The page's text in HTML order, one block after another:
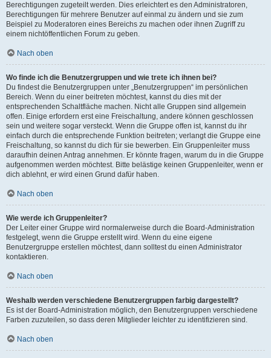
Berechtigungen zugeteilt werden. Dies erleichtert es den Administratoren,
Berechtigungen für mehrere Benutzer auf einmal zu ändern und sie zum
Beispiel zu Moderatoren eines Bereichs zu machen oder ihnen Zugriff zu
einem nichtöffentlichen Forum zu geben.
Nach oben
Wo finde ich die Benutzergruppen und wie trete ich ihnen bei?
Du findest die Benutzergruppen unter „Benutzergruppen“ im persönlichen
Bereich. Wenn du einer beitreten möchtest, kannst du dies mit der
entsprechenden Schaltfläche machen. Nicht alle Gruppen sind allgemein
offen. Einige erfordern erst eine Freischaltung, andere können geschlossen
sein und weitere sogar versteckt. Wenn die Gruppe offen ist, kannst du ihr
einfach durch die entsprechende Funktion beitreten; verlangt die Gruppe eine
Freischaltung, so kannst du dich für sie bewerben. Ein Gruppenleiter muss
daraufhin deinen Antrag annehmen. Er könnte fragen, warum du in die Gruppe
aufgenommen werden möchtest. Bitte belästige keinen Gruppenleiter, wenn er
dich ablehnt, er wird einen Grund dafür haben.
Nach oben
Wie werde ich Gruppenleiter?
Der Leiter einer Gruppe wird normalerweise durch die Board-Administration
festgelegt, wenn die Gruppe erstellt wird. Wenn du eine eigene
Benutzergruppe erstellen möchtest, dann solltest du einen Administrator
kontaktieren.
Nach oben
Weshalb werden verschiedene Benutzergruppen farbig dargestellt?
Es ist der Board-Administration möglich, den Benutzergruppen verschiedene
Farben zuzuteilen, so dass deren Mitglieder leichter zu identifizieren sind.
Nach oben